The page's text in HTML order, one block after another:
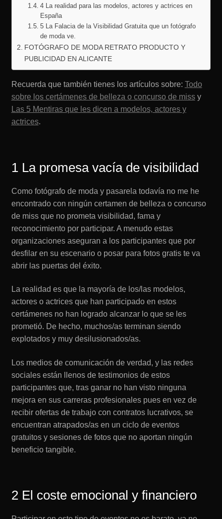
4 La realidad para las modelos, actores y actrices en
España
5 La Falacia de la Visibilidad Gratuita que un fotógrafo
de moda ve.
FOTÓGRAFO DE MODA RETRATO PRODUCTO Y
PUBLICIDAD EN ALICANTE
Recuerda que también tienes los artículos sobre: Todo
sobre los certámenes de belleza o concurso de missy
Las 5 Mentiras que les dicen a modelos, actores y
actrices.
1 La promesa vacía de visibilidad
Como fotógrafo de moda y pasarela todavía no me he
encontrado con ningún certamen de belleza o concurso
de miss que no prometa visibilidad, fama y
reconocimiento por participar. A menudo estas
organizaciones aseguran a los participantes que por
desfilar en su escenario o posar para fotos gratis te va
abrir las puertas del éxito.
La realidad es que la mayoría de los/las modelos,
actores o actrices que han participado en estos
certámenes no han logrado alcanzar lo que se les
prometió. De hecho, muchos/as terminan siendo
explotados y muy desilusionados/as.
Los medios de comunicación de verdad, y las redes
sociales están llenos de testimonios de estos
participantes que, tras ganar no han visto ninguna
mejora en sus carreras profesionales pues en vez de
recibir ofertas de trabajo con contratos lucrativos, se
encuentran atrapados/as en un ciclo de eventos
gratuitos y sesiones de fotos que no aportan ningún
beneficio tangible.
2 El coste emocional y financiero